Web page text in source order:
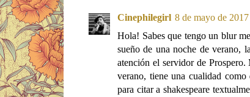
Cinephilegirl 8 de mayo de
Hola! Sabes que tengo un blur
sueño de una noche de verano,
atención el servidor de
verano, tiene una cualidad
para citar a shakespeare